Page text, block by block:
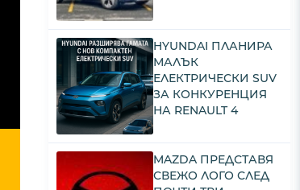
HYUNDAI ПЛАНИРА
МАЛЪК
ЕЛЕКТРИЧЕСКИ SUV
ЗА КОНКУРЕНЦИЯ
НА RENAULT 4
MAZDA ПРЕДСТАВЯ
СВЕЖО ЛОГО СЛЕД